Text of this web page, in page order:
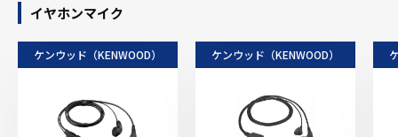
イヤホンマイク
ケンウッド（KENWOOD） ケンウッド（KENWOOD）